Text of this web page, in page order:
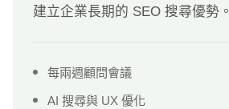
建立企業長期的 SEO 搜尋優勢。
每兩週顧問會議
AI 搜尋與 UX 優化